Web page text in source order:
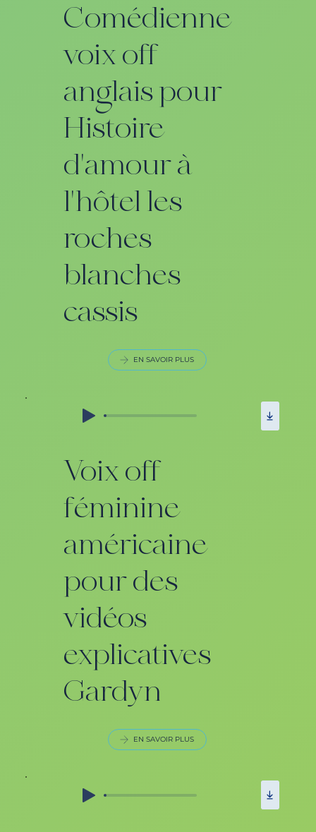
Comédienne
voix off
anglais pour
Histoire
d'amour à
l'hôtel les
roches
blanches
cassis
EN SAVOIR PLUS
Voix off
féminine
américaine
pour des
vidéos
explicatives
Gardyn
EN SAVOIR PLUS